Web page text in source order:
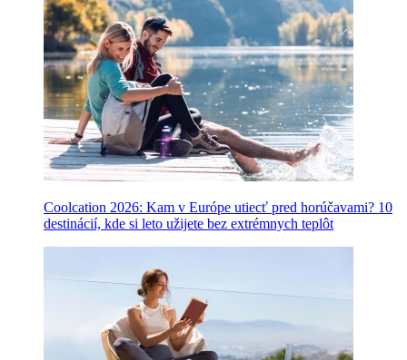
Coolcation 2026: Kam v Európe utiecť pred horúčavami? 10
destinácií, kde si leto užijete bez extrémnych teplôt